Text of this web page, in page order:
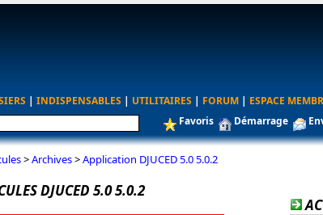
| INDISPENSABLES | UTILITAIRES | FORUM | ESPACE
Favoris Démarrage
>Archives>Application DJUCED 5.0 5.0.2
DJUCED 5.0 5.0.2